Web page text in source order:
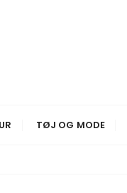
TØJ OG MODE